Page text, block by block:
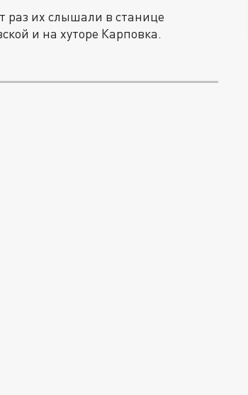
раз их слышали в станице
и на хуторе Карповка.